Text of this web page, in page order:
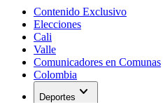
Contenido Exclusivo
Elecciones
Cali
Valle
Comunicadores en Comunas
Colombia
Deportes expand_more